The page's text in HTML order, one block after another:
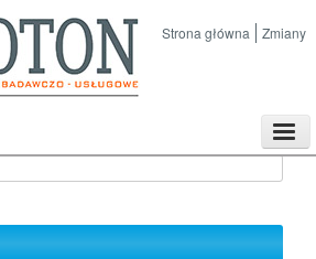
Strona główna Zmiany
Kontakt